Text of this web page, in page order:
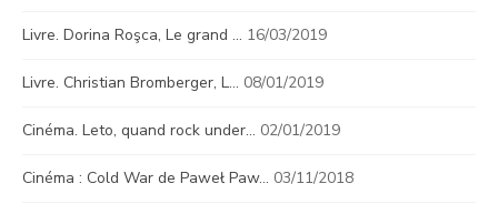
Livre. Dorina Roşca, Le grand … 16/03/2019
Livre. Christian Bromberger, L… 08/01/2019
Cinéma. Leto, quand rock under… 02/01/2019
Cinéma : Cold War de Paweł Paw… 03/11/2018